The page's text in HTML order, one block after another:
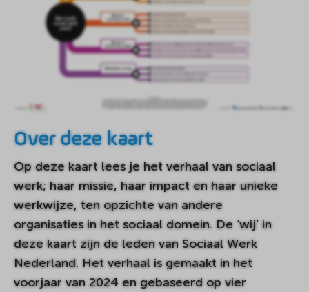
Over deze kaart
Op deze kaart lees je het verhaal van sociaal
werk; haar missie, haar impact en haar unieke
werkwijze, ten opzichte van andere
organisaties in het sociaal domein. De ‘wij’ in
deze kaart zijn de leden van Sociaal Werk
Nederland. Het verhaal is gemaakt in het
voorjaar van 2024 en gebaseerd op vier